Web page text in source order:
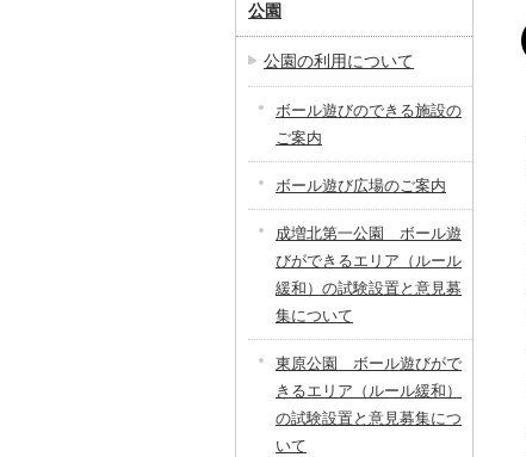
公園
公園の利用について
ボール遊びのできる施設の
ご案内
ボール遊び広場のご案内
成増北第一公園 ボール遊
びができるエリア（ルール
緩和）の試験設置と意見募
集について
東原公園 ボール遊びがで
きるエリア（ルール緩和）
の試験設置と意見募集につ
いて